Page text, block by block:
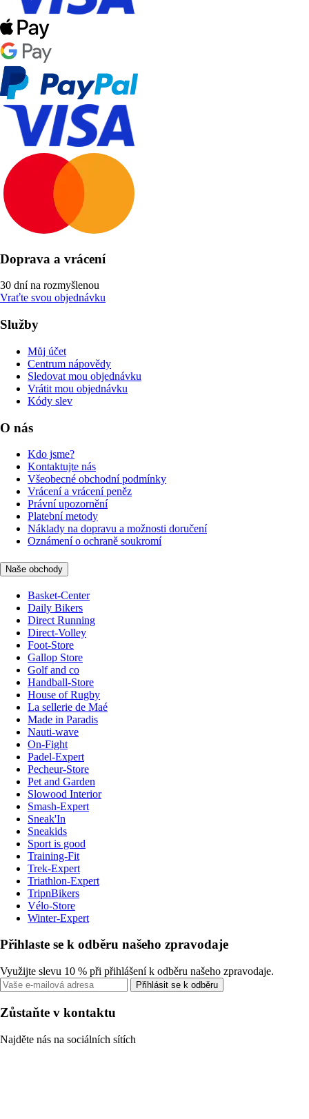
Doprava a vrácení
30 dní na rozmyšlenou
Vraťte svou objednávku
Služby
Můj účet
Centrum nápovědy
Sledovat mou objednávku
Vrátit mou objednávku
Kódy slev
O nás
Kdo jsme?
Kontaktujte nás
Všeobecné obchodní podmínky
Vrácení a vrácení peněz
Právní upozornění
Platební metody
Náklady na dopravu a možnosti doručení
Oznámení o ochraně soukromí
Naše obchody
Basket-Center
Daily Bikers
Direct Running
Direct-Volley
Foot-Store
Gallop Store
Golf and co
Handball-Store
House of Rugby
La sellerie de Maé
Made in Paradis
Nauti-wave
On-Fight
Padel-Expert
Pecheur-Store
Pet and Garden
Slowood Interior
Smash-Expert
Sneak'In
Sneakids
Sport is good
Training-Fit
Trek-Expert
Triathlon-Expert
TripnBikers
Vélo-Store
Winter-Expert
Přihlaste se k odběru našeho zpravodaje
Využijte slevu 10 % při přihlášení k odběru našeho zpravodaje.
Přihlásit se k odběru
Zůstaňte v kontaktu
Najděte nás na sociálních sítích